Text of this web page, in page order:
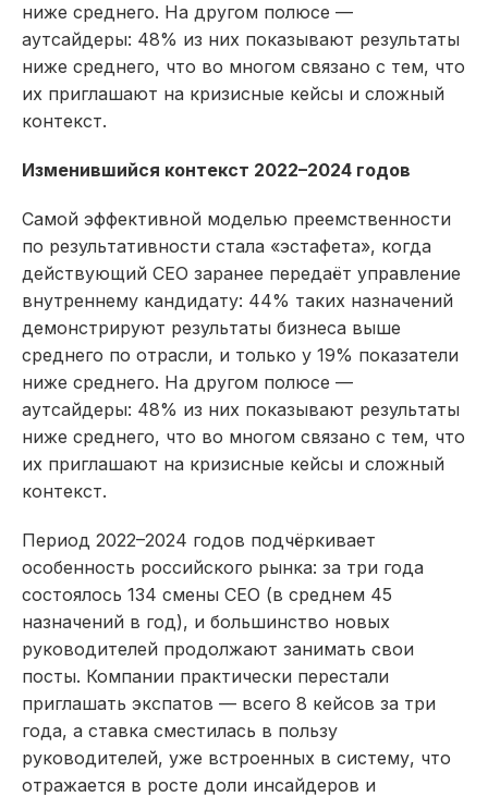
ниже среднего. На другом полюсе —
аутсайдеры: 48% из них показывают результаты
ниже среднего, что во многом связано с тем, что
их приглашают на кризисные кейсы и сложный
контекст.​
Изменившийся контекст 2022–2024 годов
Самой эффективной моделью преемственности
по результативности стала «эстафета», когда
действующий CEO заранее передаёт управление
внутреннему кандидату: 44% таких назначений
демонстрируют результаты бизнеса выше
среднего по отрасли, и только у 19% показатели
ниже среднего. На другом полюсе —
аутсайдеры: 48% из них показывают результаты
ниже среднего, что во многом связано с тем, что
их приглашают на кризисные кейсы и сложный
контекст.​
Период 2022–2024 годов подчёркивает
особенность российского рынка: за три года
состоялось 134 смены CEO (в среднем 45
назначений в год), и большинство новых
руководителей продолжают занимать свои
посты. Компании практически перестали
приглашать экспатов — всего 8 кейсов за три
года, а ставка сместилась в пользу
руководителей, уже встроенных в систему, что
отражается в росте доли инсайдеров и